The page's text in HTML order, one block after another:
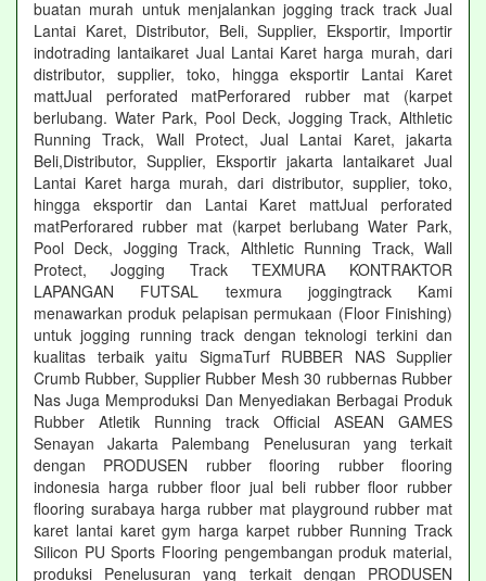
buatan murah untuk menjalankan jogging track track Jual
Lantai Karet, Distributor, Beli, Supplier, Eksportir, Importir
indotrading lantaikaret Jual Lantai Karet harga murah, dari
distributor, supplier, toko, hingga eksportir Lantai Karet
mattJual perforated matPerforared rubber mat (karpet
berlubang. Water Park, Pool Deck, Jogging Track, Althletic
Running Track, Wall Protect, Jual Lantai Karet, jakarta
Beli,Distributor, Supplier, Eksportir jakarta lantaikaret Jual
Lantai Karet harga murah, dari distributor, supplier, toko,
hingga eksportir dan Lantai Karet mattJual perforated
matPerforared rubber mat (karpet berlubang Water Park,
Pool Deck, Jogging Track, Althletic Running Track, Wall
Protect, Jogging Track TEXMURA KONTRAKTOR
LAPANGAN FUTSAL texmura joggingtrack Kami
menawarkan produk pelapisan permukaan (Floor Finishing)
untuk jogging running track dengan teknologi terkini dan
kualitas terbaik yaitu SigmaTurf RUBBER NAS Supplier
Crumb Rubber, Supplier Rubber Mesh 30 rubbernas Rubber
Nas Juga Memproduksi Dan Menyediakan Berbagai Produk
Rubber Atletik Running track Official ASEAN GAMES
Senayan Jakarta Palembang Penelusuran yang terkait
dengan PRODUSEN rubber flooring rubber flooring
indonesia harga rubber floor jual beli rubber floor rubber
flooring surabaya harga rubber mat playground rubber mat
karet lantai karet gym harga karpet rubber Running Track
Silicon PU Sports Flooring pengembangan produk material,
produksi Penelusuran yang terkait dengan PRODUSEN